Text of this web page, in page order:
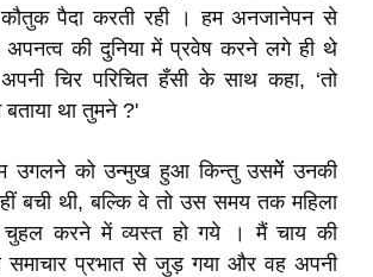
पैदा करती रही । हम अनजानेपन से
की दुनिया में प्रवेष करने लगे ही थे
चिर परिचित हँसी के साथ कहा, ‘तो
बताया था तुमने ?'
उगलने को उन्मुख हुआ किन्तु उसमेेंं उनकी
बची थी, बल्कि वे तो उस समय तक महिला
चुहल करने में व्यस्त हो गये । मैं चाय की
समाचार प्रभात से जुड़ गया और वह अपनी